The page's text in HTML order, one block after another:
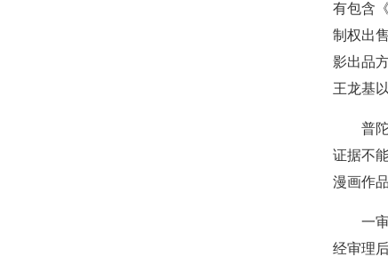
有包含
制权出
影出品
王龙基
普陀区
证据不
漫画作
一审判
经审理